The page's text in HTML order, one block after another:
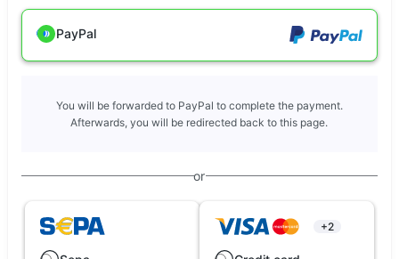
PayPal
You will be forwarded to PayPal to complete the payment.
Afterwards, you will be redirected back to this page.
or
+2